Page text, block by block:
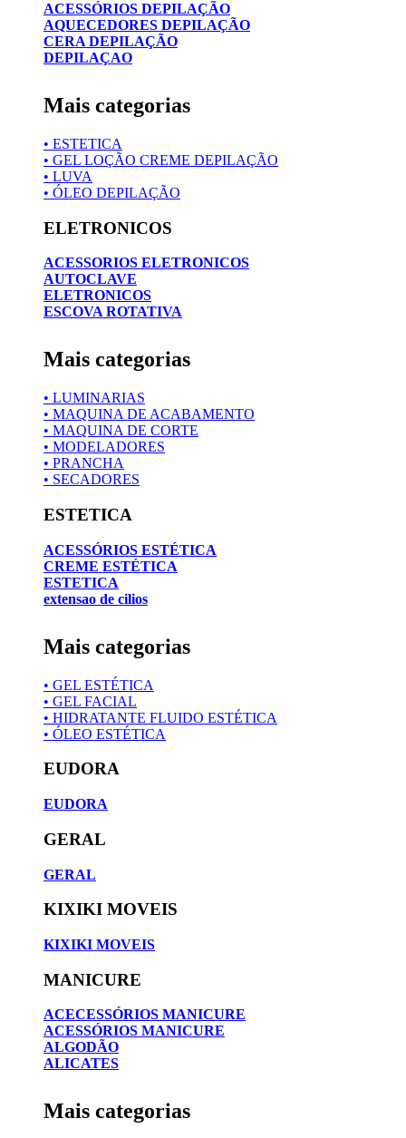
ACESSÓRIOS DEPILAÇÃO
AQUECEDORES DEPILAÇÃO
CERA DEPILAÇÃO
DEPILAÇAO
Mais categorias
• ESTETICA
• GEL LOÇÃO CREME DEPILAÇÃO
• LUVA
• ÓLEO DEPILAÇÃO
ELETRONICOS
ACESSORIOS ELETRONICOS
AUTOCLAVE
ELETRONICOS
ESCOVA ROTATIVA
Mais categorias
• LUMINARIAS
• MAQUINA DE ACABAMENTO
• MAQUINA DE CORTE
• MODELADORES
• PRANCHA
• SECADORES
ESTETICA
ACESSÓRIOS ESTÉTICA
CREME ESTÉTICA
ESTETICA
extensao de cilios
Mais categorias
• GEL ESTÉTICA
• GEL FACIAL
• HIDRATANTE FLUIDO ESTÉTICA
• ÓLEO ESTÉTICA
EUDORA
EUDORA
GERAL
GERAL
KIXIKI MOVEIS
KIXIKI MOVEIS
MANICURE
ACECESSÓRIOS MANICURE
ACESSÓRIOS MANICURE
ALGODÃO
ALICATES
Mais categorias